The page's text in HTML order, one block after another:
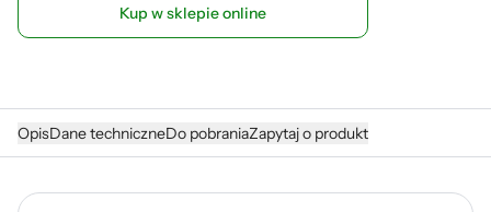
Kup w sklepie online
OpisDane techniczneDo pobraniaZapytaj o produkt